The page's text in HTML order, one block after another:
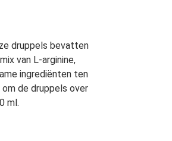
druppels bevatten
van L-arginine,
ingrediënten ten
de druppels over
ml.